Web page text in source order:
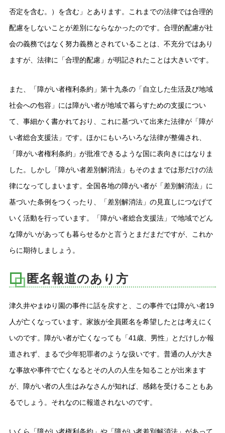
否定を含む。）を含む」とあります。これまでの法律では合理的
配慮をしないことが差別にならなかったのです。合理的配慮が社
会の義務ではなく努力義務とされていることは、不充分ではあり
ますが、法律に「合理的配慮」が明記されたことは大きいです。
また、「障がい者権利条約」第十九条の「自立した生活及び地域
社会への包容」には障がい者が地域で暮らすための支援につい
て、事細かく書かれており、これに基づいて出来た法律が「障が
い者総合支援法」です。ほかにもいろいろな法律が整備され、
「障がい者権利条約」が批准できるような国に表向きにはなりま
した。しかし「障がい者差別解消法」もそのままでは形だけの法
律になってしまいます。全国各地の障がい者が「差別解消法」に
基づいた条例をつくったり、「差別解消法」の見直しにつなげて
いく活動を行っています。「障がい者総合支援法」で地域でどん
な障がいがあっても暮らせるかと言うとまだまだですが、これか
らに期待しましょう。
匿名報道のあり方
津久井やまゆり園の事件に話を戻すと、この事件では障がい者19
人が亡くなっています。家族が全員匿名を希望したとは考えにく
いのです。障がい者が亡くなっても「41歳、男性」とだけしか報
道されず、まるで少年犯罪者のような扱いです。普通の人が大き
な事故や事件で亡くなるとその人の人生を知ることが出来ます
が、障がい者の人生はみなさんが知れば、感銘を受けることもあ
るでしょう。それなのに報道されないのです。
いくら「障がい者権利条約」や「障がい者差別解消法」があって